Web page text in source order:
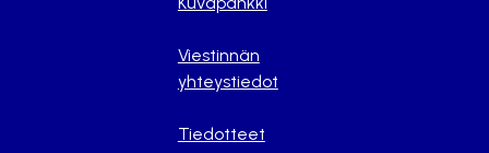
Viestinnän
yhteystiedot
Tiedotteet